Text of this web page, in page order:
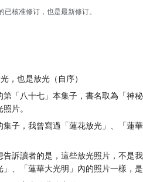
已核准修订，也是最新修订。
，也是放光（自序）
第「八十七」本集子，書名取為「神
片。
集子，我曾寫過「蓮花放光」、「蓮
告訴讀者的是，這些放光照片，不是
」、「蓮華大光明」內的照片一樣，